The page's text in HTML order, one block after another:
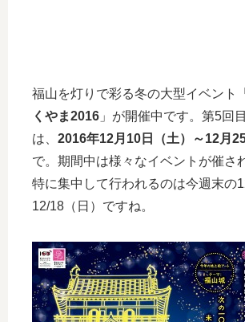
福山を灯りで彩る冬の大型イベント「
くやま2016 」が開催中です。第5回
は、 2016年12月10日（土）～12月25
で。期間中は様々なイベントが催さ
特に集中して行われるのは今週末の
12/18（日）ですね。